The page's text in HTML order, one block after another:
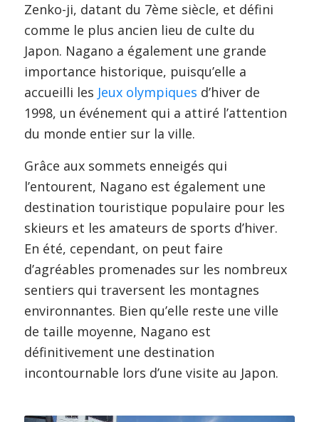
Zenko-ji, datant du 7ème siècle, et défini
comme le plus ancien lieu de culte du
Japon. Nagano a également une grande
importance historique, puisqu’elle a
accueilli les Jeux olympiques d’hiver de
1998, un événement qui a attiré l’attention
du monde entier sur la ville.
Grâce aux sommets enneigés qui
l’entourent, Nagano est également une
destination touristique populaire pour les
skieurs et les amateurs de sports d’hiver.
En été, cependant, on peut faire
d’agréables promenades sur les nombreux
sentiers qui traversent les montagnes
environnantes. Bien qu’elle reste une ville
de taille moyenne, Nagano est
définitivement une destination
incontournable lors d’une visite au Japon.